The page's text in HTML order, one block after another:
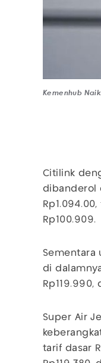
Kemenhub
Citilink
dibanderol
Rp100.909.
Sementara
di
Rp119.990,
Super Air
tarif dasar